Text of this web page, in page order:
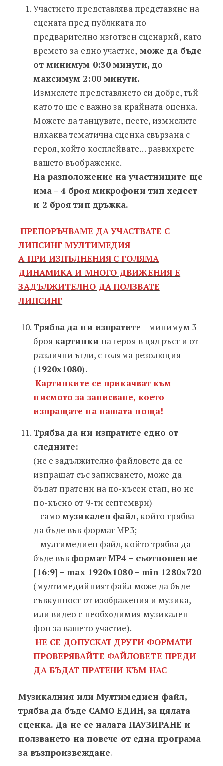
Участието представлява представяне на
сцената пред публиката по
предварително изготвен сценарий, като
времето за едно участие, може да бъде
от минимум 0:30 минути, до
максимум 2:00 минути.
Измислете представянето си добре, тъй
като то ще е важно за крайната оценка.
Можете да танцувате, пеете, измислите
някаква тематична сценка свързана с
героя, който косплейвате… развихрете
вашето въображение.
На разположение на участниците ще
има – 4 броя микрофони тип хедсет
и 2 броя тип дръжка.
ПРЕПОРЪЧВАМЕ ДА УЧАСТВАТЕ С
ЛИПСИНГ МУЛТИМЕДИЯ
А ПРИ ИЗПЪЛНЕНИЯ С ГОЛЯМА
ДИНАМИКА И МНОГО ДВИЖЕНИЯ Е
ЗАДЪЛЖИТЕЛНО ДА ПОЛЗВАТЕ
ЛИПСИНГ
Трябва да ни изпратите – минимум 3
броя картинки на героя в цял ръст и от
различни ъгли, с голяма резолюция
(1920х1080).
Картинките се прикачват към
писмото за записване, което
изпращате на нашата поща!
Трябва да ни изпратите едно от
следните:
(не е задължително файловете да се
изпращат със записването, може да
бъдат пратени на по-късен етап, но не
по-късно от 9-ти септември)
– самомузикален файл, който трябва
да бъде във формат MP3;
– мултимедиен файл, който трябва да
бъде във формат MP4 – съотношение
[16:9] – max 1920х1080 – min 1280х720
(мултимедийният файл може да бъде
съвкупност от изображения и музика,
или видео с необходимия музикален
фон за вашето участие).
НЕ СЕ ДОПУСКАТ ДРУГИ ФОРМАТИ
ПРОВЕРЯВАЙТЕ ФАЙЛОВЕТЕ ПРЕДИ
ДА БЪДАТ ПРАТЕНИ КЪМ НАС
Музикалния или Мултимедиен файл,
трябва да бъде САМО ЕДИН, за цялата
сценка. Да не се налага ПАУЗИРАНЕ и
ползването на повече от една програма
за възпроизвеждане.